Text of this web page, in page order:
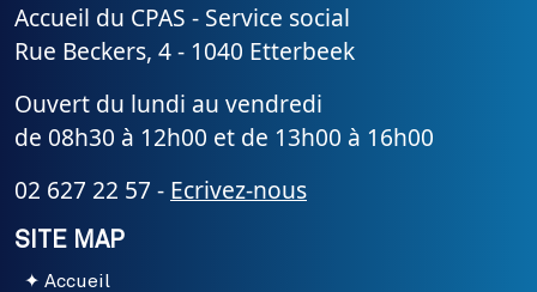
Accueil du CPAS - Service social
Rue Beckers, 4 - 1040 Etterbeek
Ouvert du lundi au vendredi
de 08h30 à 12h00 et de 13h00 à 16h00
02 627 22 57 - Ecrivez-nous
SITE MAP
Accueil